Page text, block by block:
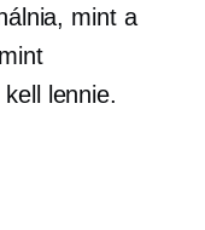
mint a
lennie.